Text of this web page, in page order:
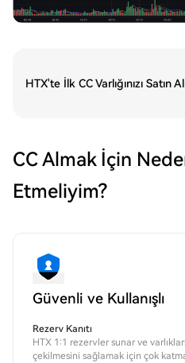
HTX'te İlk CC Varlığınızı Satın
CC Almak İçin
Etmeliyim?
Güvenli ve Kullanışlı
Rezerv Kanıtı
HTX 1:1 rezervler sunar ve
çekilmesini sağlamak için çok